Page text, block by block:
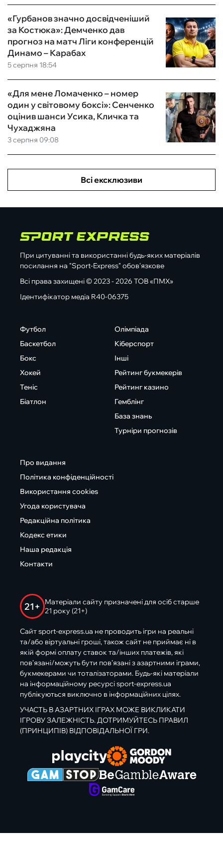
5 серпня 18:54
«Гурбанов значно досвідченіший
за Костюка»: Демченко дав
прогноз на матч Ліги конференцій
Динамо – Карабах
3 серпня 09:08
«Для мене Ломаченко – номер
один у світовому боксі»: Сенченко
оцінив шанси Усика, Кличка та
Чухаджяна
Всі ексклюзиви
При цитуванні та використанні будь-яких матеріалів
посилання на "Sport-Express" обов'язкове
Всі права захищені © 2023 - 2026 ТОВ «ПМХ»
Ідентифікатор медіа R40-06375
Футбол
Баскетбол
Бокс
Хокей
Теніс
Біатлон
Олімпіада
Кіберспорт
Інші
Рейтинг букмекерів
Рейтинг казино
Гемблінг
База знань
Турніри прогнозів
Про видання
Політика конфіденційності
Використання cookies
Угода користувача
Редакційна політика
Кодекс етики
Наша редакція
Контакти
21+
Матеріали сайту призначені для осіб старше
21 року (21+)
Сайт sport-express.ua не проводить ігри на реальні
та/або віртуальні гроші, також сайт не приймає ні в
якій формі оплату ставок та/інших платежів, які
пов’язані/можуть бути пов’язані з азартними іграми,
букмекерами чи тоталізаторами. Будь-які матеріали
на інформаційному ресурсі sport-express.ua
публікуються виключно в інформаційних цілях.
УЧАСТЬ В АЗАРТНИХ ІГРАХ МОЖЕ ВИКЛИКАТИ
ІГРОВУ ЗАЛЕЖНІСТЬ. ДОТРИМУЙТЕСЬ ПРАВИЛ
(ПРИНЦИПІВ) ВІДПОВІДАЛЬНОЇ ГРИ.